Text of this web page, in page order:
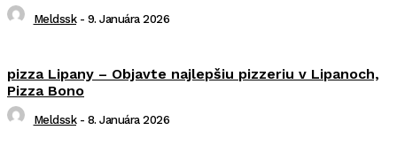
Meldssk - 9. Januára 2026
pizza Lipany – Objavte najlepšiu pizzeriu v Lipanoch,
Pizza Bono
Meldssk - 8. Januára 2026